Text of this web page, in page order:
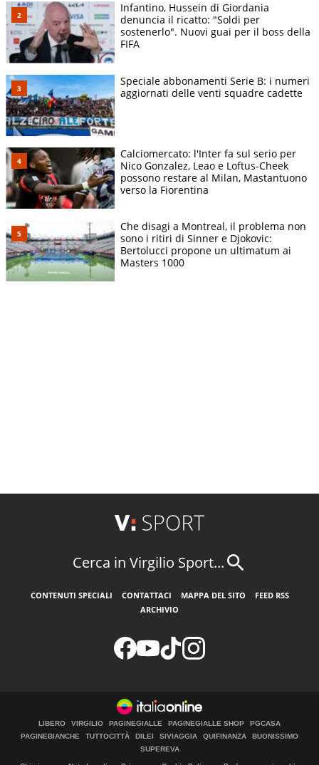
Infantino, Hussein di Giordania
denuncia il ricatto: "Soldi per
sostenerlo". Nuovi guai per il boss della
FIFA
Speciale abbonamenti Serie B: i numeri
aggiornati delle venti squadre cadette
Calciomercato: l'Inter fa sul serio per
Nico Gonzalez, Leao e Loftus-Cheek
possono restare al Milan, Mastantuono
verso la Fiorentina
Che disagi a Montreal, il problema non
sono i ritiri di Sinner e Djokovic:
Bertolucci propone un ultimatum ai
Masters 1000
Cerca in Virgilio Sport...
CONTENUTI SPECIALI CONTATTACI MAPPA DEL SITO
FEED RSS
ARCHIVIO
LIBERO VIRGILIO PAGINEGIALLE PAGINEGIALLE SHOP
PGCASA
PAGINEBIANCHE
TUTTOCITTÀ DILEI SIVIAGGIA QUIFINANZA
BUONISSIMO
SUPEREVA